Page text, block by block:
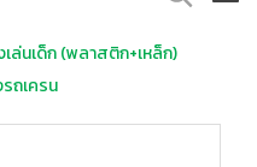
เล่นเด็ก (พลาสติก+เหล็ก)
ถเครน